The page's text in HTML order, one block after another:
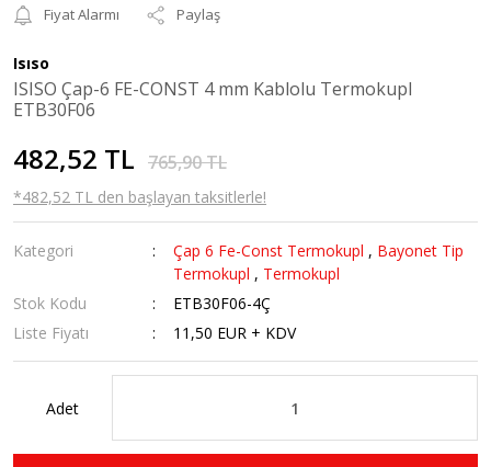
Fiyat Alarmı
Paylaş
Isıso
ISISO Çap-6 FE-CONST 4 mm Kablolu Termokupl
ETB30F06
482,52 TL 765,90 TL
*482,52 TL den başlayan taksitlerle!
Kategori Çap 6 Fe-Const Termokupl , Bayonet Tip
Termokupl , Termokupl
Stok Kodu
ETB30F06-4Ç
Liste Fiyatı
11,50 EUR + KDV
Adet